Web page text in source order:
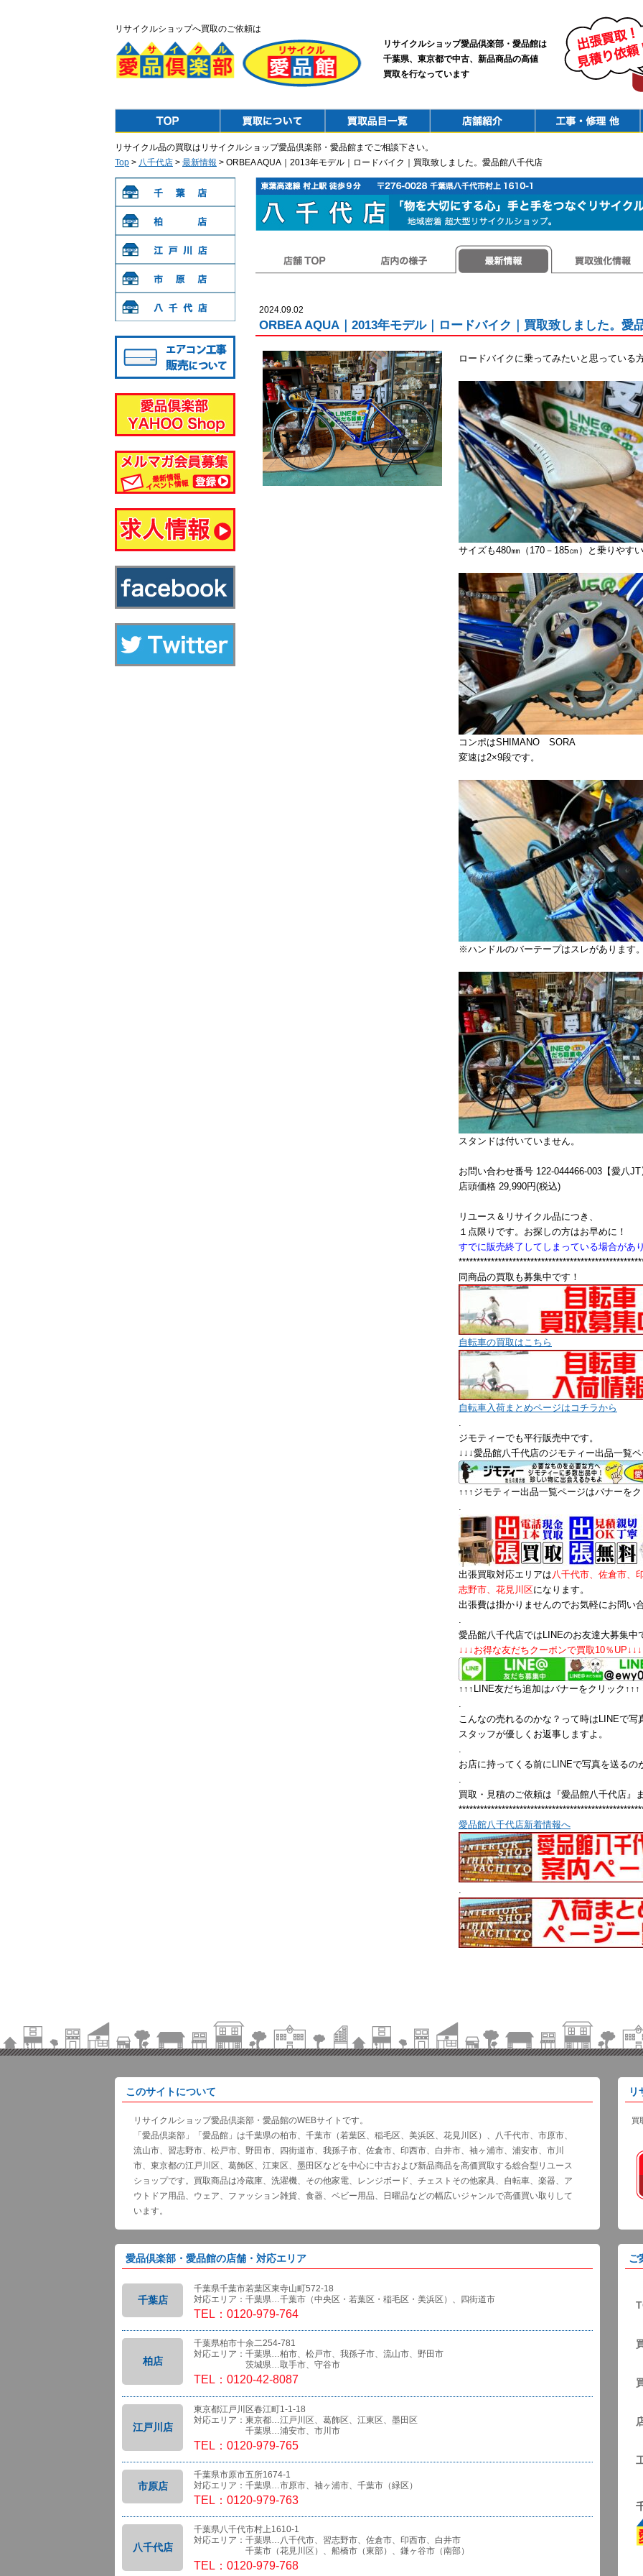
リサイクルショップへ買取のご依頼は
リサイクルショップ愛品倶楽部・愛品館は
千葉県、東京都で中古、新品商品の高値
買取を行なっています
リサイクル品の買取はリサイクルショップ愛品倶楽部・愛品館までご相談下さい。
Top > 八千代店 > 最新情報 > ORBEA AQUA｜2013年モデル｜ロードバイク｜買取致しました。愛品館八千代店
2024.09.02
ORBEA AQUA｜2013年モデル｜ロードバイク｜買取致しました。愛
ロードバイクに乗ってみたいと思っている
サイズも480㎜（170－185㎝）と乗りやす
コンポはSHIMANO SORA
変速は2×9段です。
※ハンドルのバーテープはスレがあります
スタンドは付いていません。
お問い合わせ番号 122-044466-003【愛八JT
店頭価格 29,990円(税込)
リユース＆リサイクル品につき、
１点限りです。お探しの方はお早めに！
すでに販売終了してしまっている場合があ
同商品の買取も募集中です！
自転車の買取はこちら
自転車入荷まとめページはコチラから
.
ジモティーでも平行販売中です。
↓↓↓愛品館八千代店のジモティー出品一覧
↑↑↑ジモティー出品一覧ページはバナーを
.
出張買取対応エリアは八千代市、佐倉市、
志野市、花見川区になります。
出張費は掛かりませんのでお気軽にお問い
.
愛品館八千代店ではLINEのお友達大募集中
↓↓↓お得な友だちクーポンで買取10％UP↓↓↓
↑↑↑LINE友だち追加はバナーをクリック↑↑↑
.
こんなの売れるのかな？って時はLINEで写
スタッフが優しくお返事しますよ。
.
お店に持ってくる前にLINEで写真を送るの
.
買取・見積のご依頼は『愛品館八千代店』
愛品館八千代店新着情報へ
.
このサイトについて
リサイクルショップ愛品倶楽部・愛品館のWEBサイトです。
「愛品倶楽部」「愛品館」は千葉県の柏市、千葉市（若葉区、稲毛区、美浜区、花見川区）、八千代市、市原市、
流山市、習志野市、松戸市、野田市、四街道市、我孫子市、佐倉市、印西市、白井市、袖ヶ浦市、浦安市、市川
市、東京都の江戸川区、葛飾区、江東区、墨田区などを中心に中古および新品商品を高価買取する総合型リユース
ショップです。買取商品は冷蔵庫、洗濯機、その他家電、レンジボード、チェストその他家具、自転車、楽器、ア
ウトドア用品、ウェア、ファッション雑貨、食器、ベビー用品、日曜品などの幅広いジャンルで高価買い取りして
います。
リ
買
愛品倶楽部・愛品館の店舗・対応エリア
千葉店
千葉県千葉市若葉区東寺山町572-18
対応エリア：千葉県…千葉市（中央区・若葉区・稲毛区・美浜区）、四街道市
TEL：0120-979-764
柏店
千葉県柏市十余二254-781
対応エリア：千葉県…柏市、松戸市、我孫子市、流山市、野田市
茨城県…取手市、守谷市
TEL：0120-42-8087
江戸川店
東京都江戸川区春江町1-1-18
対応エリア：東京都…江戸川区、葛飾区、江東区、墨田区
千葉県…浦安市、市川市
TEL：0120-979-765
市原店
千葉県市原市五所1674-1
対応エリア：千葉県…市原市、袖ヶ浦市、千葉市（緑区）
TEL：0120-979-763
八千代店
千葉県八千代市村上1610-1
対応エリア：千葉県…八千代市、習志野市、佐倉市、印西市、白井市
千葉市（花見川区）、船橋市（東部）、鎌ヶ谷市（南部）
TEL：0120-979-768
ご